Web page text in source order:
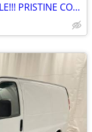
1992 PONTIAC FIREBIRD CONVERTABLE!!! PRISTINE CONDITION!!!